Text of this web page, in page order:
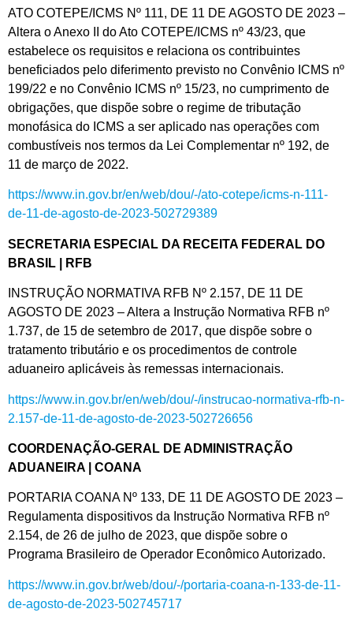
ATO COTEPE/ICMS Nº 111, DE 11 DE AGOSTO DE 2023 –
Altera o Anexo II do Ato COTEPE/ICMS nº 43/23, que
estabelece os requisitos e relaciona os contribuintes
beneficiados pelo diferimento previsto no Convênio ICMS nº
199/22 e no Convênio ICMS nº 15/23, no cumprimento de
obrigações, que dispõe sobre o regime de tributação
monofásica do ICMS a ser aplicado nas operações com
combustíveis nos termos da Lei Complementar nº 192, de
11 de março de 2022.
https://www.in.gov.br/en/web/dou/-/ato-cotepe/icms-n-111-
de-11-de-agosto-de-2023-502729389
SECRETARIA ESPECIAL DA RECEITA FEDERAL DO
BRASIL | RFB
INSTRUÇÃO NORMATIVA RFB Nº 2.157, DE 11 DE
AGOSTO DE 2023 – Altera a Instrução Normativa RFB nº
1.737, de 15 de setembro de 2017, que dispõe sobre o
tratamento tributário e os procedimentos de controle
aduaneiro aplicáveis às remessas internacionais.
https://www.in.gov.br/en/web/dou/-/instrucao-normativa-rfb-n-
2.157-de-11-de-agosto-de-2023-502726656
COORDENAÇÃO-GERAL DE ADMINISTRAÇÃO
ADUANEIRA | COANA
PORTARIA COANA Nº 133, DE 11 DE AGOSTO DE 2023 –
Regulamenta dispositivos da Instrução Normativa RFB nº
2.154, de 26 de julho de 2023, que dispõe sobre o
Programa Brasileiro de Operador Econômico Autorizado.
https://www.in.gov.br/web/dou/-/portaria-coana-n-133-de-11-
de-agosto-de-2023-502745717